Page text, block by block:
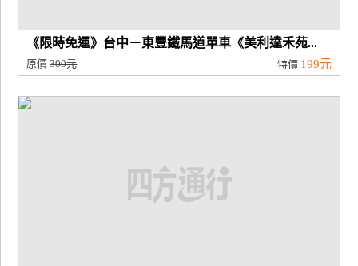
《限時免運》台中－東豐鐵馬道單車《美利達禾苑...
原價300元 特價 199元